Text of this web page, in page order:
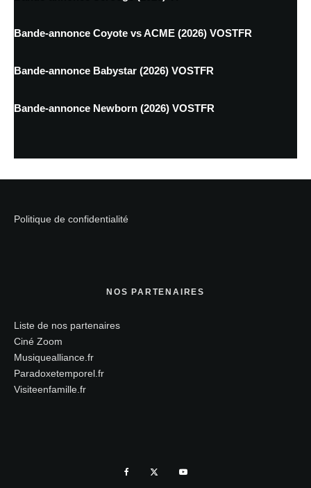
Bande-annonce Coyote vs ACME (2026) VOSTFR
Bande-annonce Babystar (2026) VOSTFR
Bande-annonce Newborn (2026) VOSTFR
Politique de confidentialité
NOS PARTENAIRES
Liste de nos partenaires
Ciné Zoom
Musiquealliance.fr
Paradoxetemporel.fr
Visiteenfamille.fr